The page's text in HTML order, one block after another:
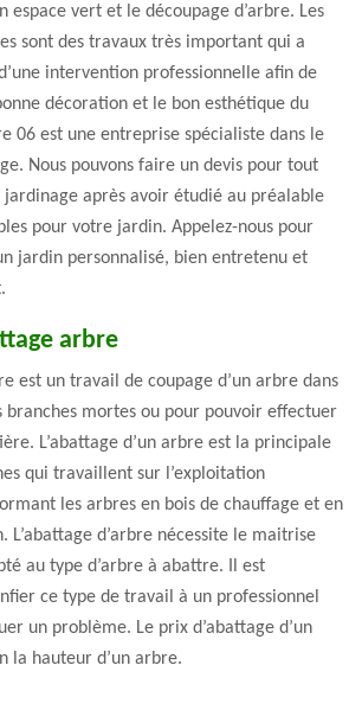
espace vert et le découpage d’arbre. Les
sont des travaux très important qui a
intervention professionnelle afin de
décoration et le bon esthétique du
06 est une entreprise spécialiste dans le
Nous pouvons faire un devis pour tout
jardinage après avoir étudié au préalable
pour votre jardin. Appelez-nous pour
jardin personnalisé, bien entretenu et
arbre
est un travail de coupage d’un arbre dans
branches mortes ou pour pouvoir effectuer
L’abattage d’un arbre est la principale
qui travaillent sur l’exploitation
les arbres en bois de chauffage et en
L’abattage d’arbre nécessite le maitrise
au type d’arbre à abattre. Il est
ce type de travail à un professionnel
un problème. Le prix d’abattage d’un
la hauteur d’un arbre.